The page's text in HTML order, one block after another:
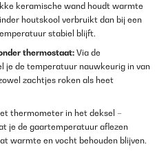
keramische wand houdt warmte
houtskool verbruikt dan bij een
stabiel blijft.
thermostaat: Via de
je de temperatuur nauwkeurig in van
zachtjes roken als heet
thermometer in het deksel –
je de gaartemperatuur aflezen
warmte en vocht behouden blijven.